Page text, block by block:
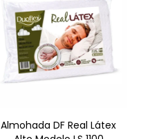
Almohada DF Real Látex